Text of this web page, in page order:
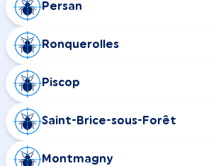
Persan
Ronquerolles
Piscop
Saint-Brice-sous-Forêt
Montmagny